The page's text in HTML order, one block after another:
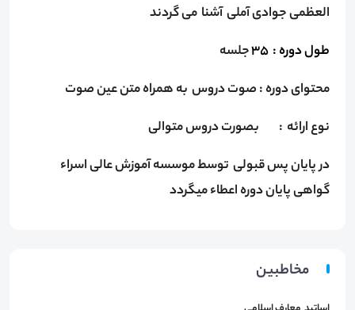
العظمی جوادی آملی آشنا می گردند
طول دوره : 35
جلسه
محتوای دوره : صوت دروس به همراه متن عین صوت
نوع ارائه : بصورت دروس متوالی
در پایان پس قبولی توسط موسسه آموزش عالی اسراء
گواهی پایان دوره اعطاء میگردد
مخاطبین